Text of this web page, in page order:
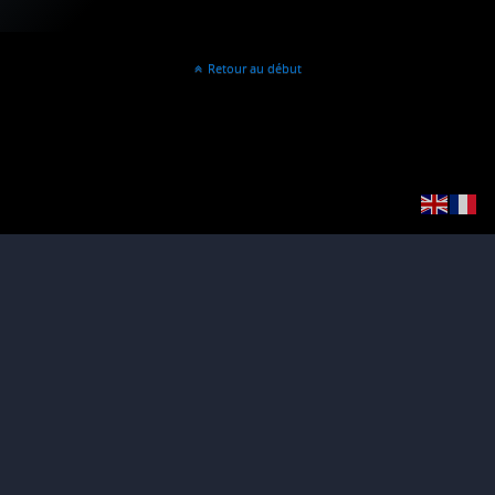
Retour au début